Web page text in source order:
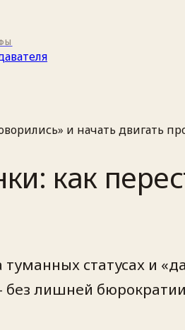
и начать двигать
как
статусах и
без лишней